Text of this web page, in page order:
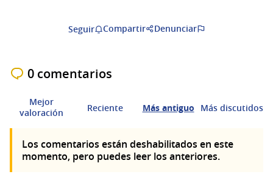
Seguir Compartir Denunciar
0 comentarios
Mejor
valoración
Reciente Más antiguo Más discutidos
Los comentarios están deshabilitados en este
momento, pero puedes leer los anteriores.